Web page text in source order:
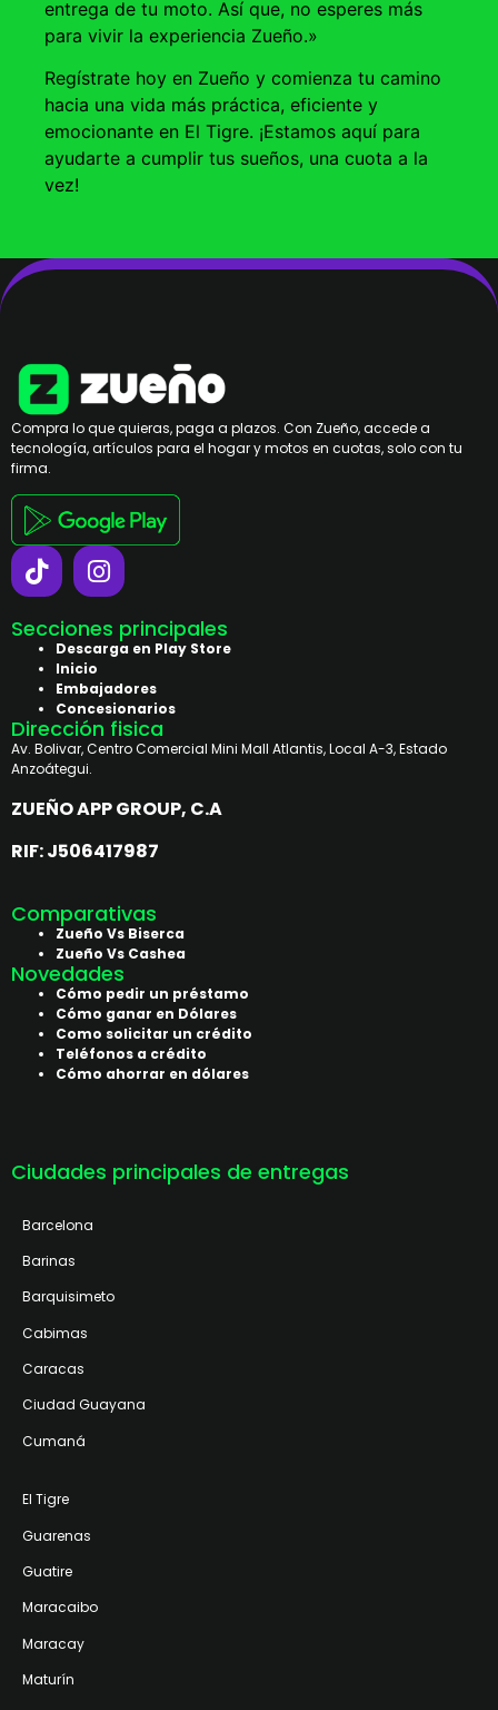
entrega de tu moto. Así que, no esperes más
para vivir la experiencia Zueño.»
Regístrate hoy en Zueño y comienza tu camino
hacia una vida más práctica, eficiente y
emocionante en El Tigre. ¡Estamos aquí para
ayudarte a cumplir tus sueños, una cuota a la
vez!
Compra lo que quieras, paga a plazos. Con Zueño, accede a
tecnología, artículos para el hogar y motos en cuotas, solo con tu
firma.
Secciones principales
Descarga en Play Store
Inicio
Embajadores
Concesionarios
Dirección fisica
Av. Bolivar, Centro Comercial Mini Mall Atlantis, Local A-3, Estado
Anzoátegui.
ZUEÑO APP GROUP, C.A
RIF: J506417987
Comparativas
Zueño Vs Biserca
Zueño Vs Cashea
Novedades
Cómo pedir un préstamo
Cómo ganar en Dólares
Como solicitar un crédito
Teléfonos a crédito
Cómo ahorrar en dólares
Ciudades principales de entregas
Barcelona
Barinas
Barquisimeto
Cabimas
Caracas
Ciudad Guayana
Cumaná
El Tigre
Guarenas
Guatire
Maracaibo
Maracay
Maturín